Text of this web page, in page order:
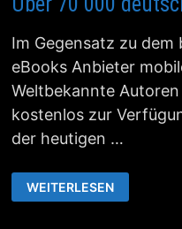
Im Gegensatz zu
eBooks Anbieter
Weltbekannte
kostenlos zur
der heutigen …
ÜBER
70
000
WEITERLESEN